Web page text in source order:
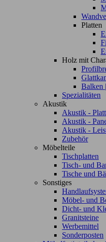
Platten
Holz mit
Balken
Spezialitäten
Akustik
Akustik -
Akustik -
Akustik -
Zubehör
Möbelteile
Tischplatten
Tisch- und
Tische und
Sonstiges
Möbel- und
Dicht- und
Granitsteine
Werbemittel
Sonderposten